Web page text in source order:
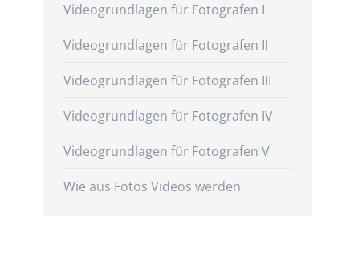
Videogrundlagen für Fotografen I
Videogrundlagen für Fotografen II
Videogrundlagen für Fotografen III
Videogrundlagen für Fotografen IV
Videogrundlagen für Fotografen V
Wie aus Fotos Videos werden